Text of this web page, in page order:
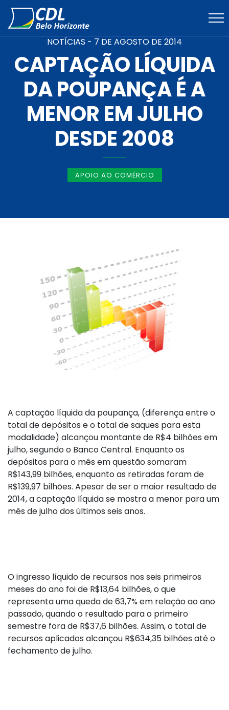
NOTÍCIAS - 7 DE AGOSTO DE 2014
CAPTAÇÃO LÍQUIDA
DA POUPANÇA É A
MENOR EM JULHO
DESDE 2008
APOIO AO COMÉRCIO
A captação líquida da poupança, (diferença entre o
total de depósitos e o total de saques para esta
modalidade) alcançou montante de R$4 bilhões em
julho, segundo o Banco Central. Enquanto os
depósitos para o mês em questão somaram
R$143,99 bilhões, enquanto as retiradas foram de
R$139,97 bilhões. Apesar de ser o maior resultado de
2014, a captação líquida se mostra a menor para um
mês de julho dos últimos seis anos.
O ingresso líquido de recursos nos seis primeiros
meses do ano foi de R$13,64 bilhões, o que
representa uma queda de 63,7% em relação ao ano
passado, quando o resultado para o primeiro
semestre fora de R$37,6 bilhões. Assim, o total de
recursos aplicados alcançou R$634,35 bilhões até o
fechamento de julho.